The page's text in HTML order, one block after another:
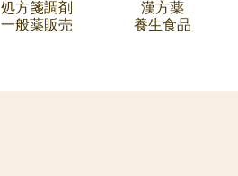
処方箋調剤
一般薬販売
漢方薬
養生食品